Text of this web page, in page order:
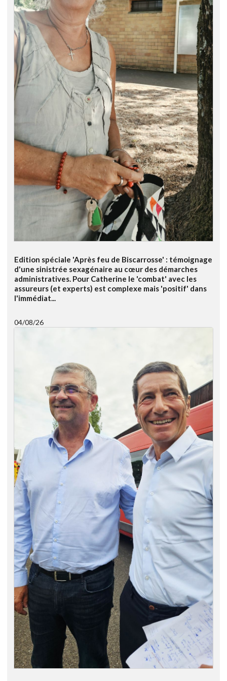
Edition spéciale 'Après feu de Biscarrosse' : témoignage
d'une sinistrée sexagénaire au cœur des démarches
administratives. Pour Catherine le 'combat' avec les
assureurs (et experts) est complexe mais 'positif' dans
l'immédiat...
04/08/26